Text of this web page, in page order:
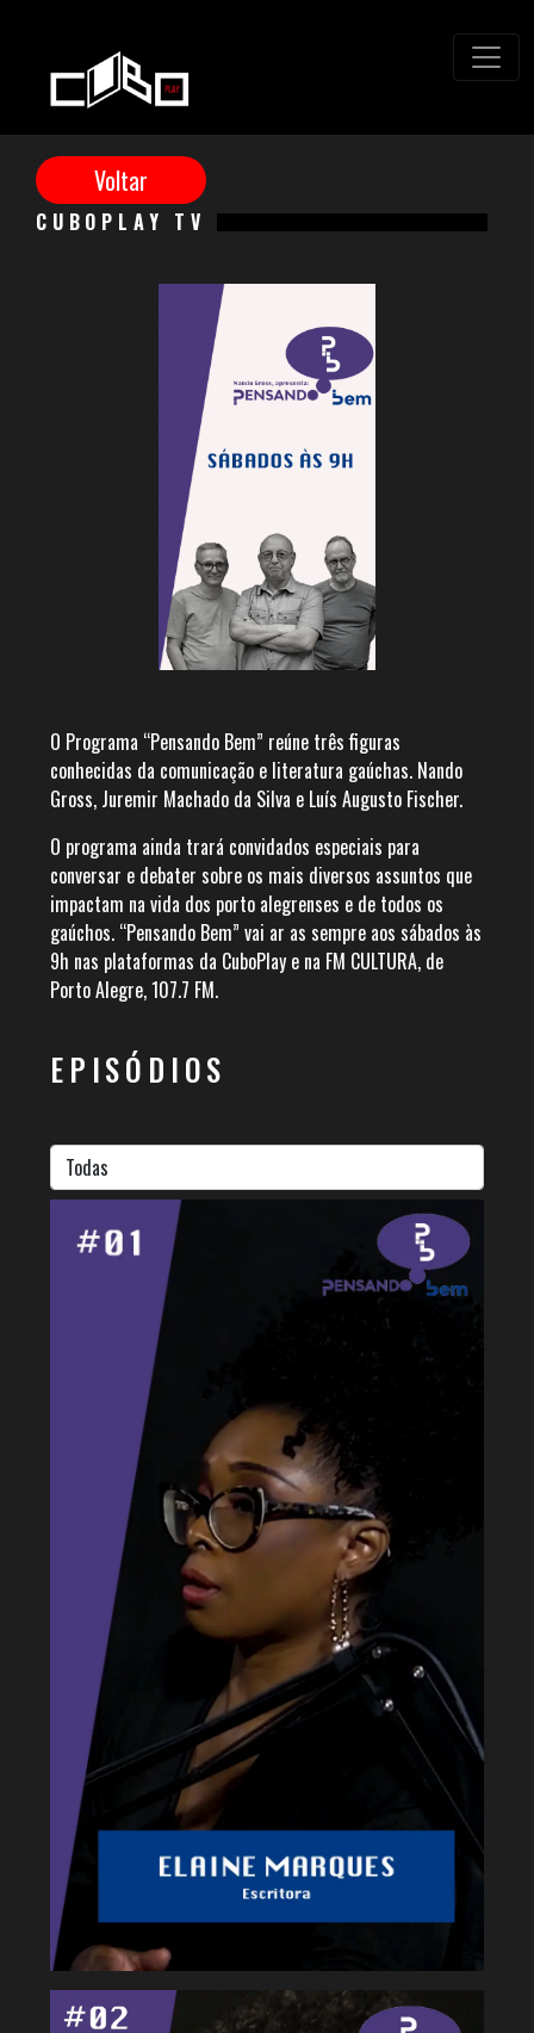
CUBOPLAY TV
O Programa “Pensando Bem” reúne três figuras
conhecidas da comunicação e literatura gaúchas. Nando
Gross, Juremir Machado da Silva e Luís Augusto Fischer.
O programa ainda trará convidados especiais para
conversar e debater sobre os mais diversos assuntos que
impactam na vida dos porto alegrenses e de todos os
gaúchos. “Pensando Bem” vai ar as sempre aos sábados às
9h nas plataformas da CuboPlay e na FM CULTURA, de
Porto Alegre, 107.7 FM.
EPISÓDIOS